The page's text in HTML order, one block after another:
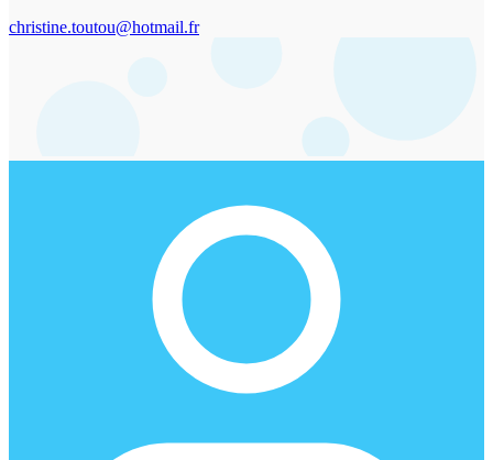
christine.toutou@hotmail.fr